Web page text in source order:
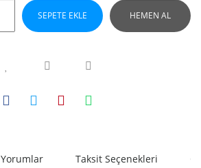
SEPETE EKLE HEMEN AL
Yorumlar Taksit Seçenekleri